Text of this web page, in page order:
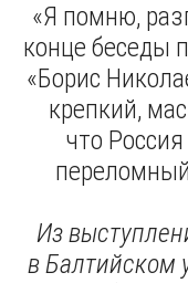
«Я помню,
конце беседы
«Борис
крепкий,
что
Из
в Балтийском